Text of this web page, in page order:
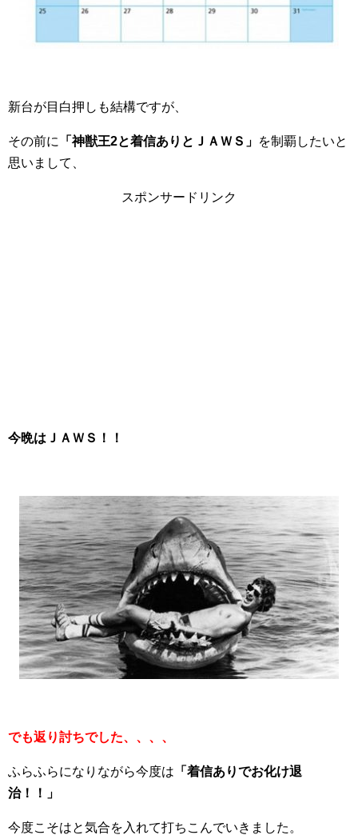
新台が目白押しも結構ですが、
その前に 「神獣王2と着信ありとＪＡＷＳ」 を制覇したいと
思いまして、
スポンサードリンク
今晩はＪＡＷＳ！！
でも返り討ちでした、、、、
ふらふらになりながら今度は 「着信ありでお化け退
治！！」
今度こそはと気合を入れて打ちこんでいきました。